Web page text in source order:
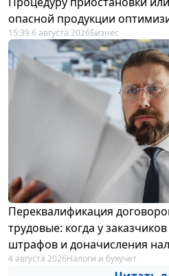
опасной продукции
15:39 6 августа 2026Бизнес
Переквалификация
трудовые: когда у
штрафов и доначисления
4 августа 2026Налоги и бухучет